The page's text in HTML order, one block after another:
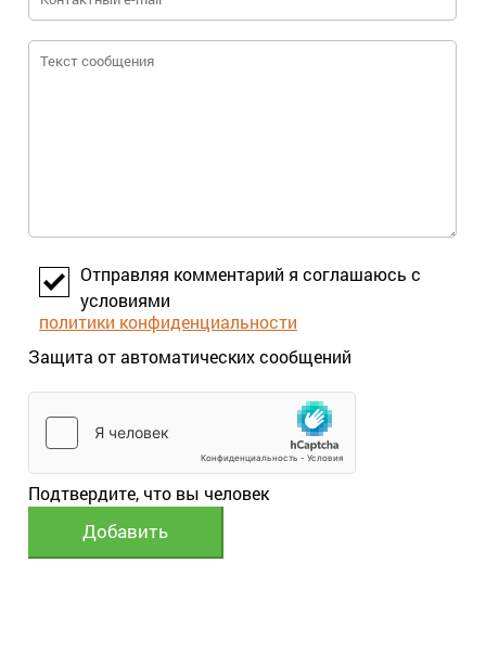
Отправляя комментарий я соглашаюсь с
условиями
политики конфиденциальности
Защита от автоматических сообщений
Подтвердите, что вы человек